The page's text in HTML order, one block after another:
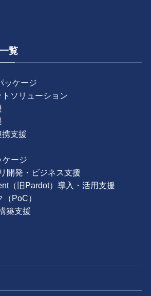
覧
ッケージ
ソリューション
支援
ケージ
開発・ビジネス支援
（旧Pardot）導入・活用支援
PoC）
築支援